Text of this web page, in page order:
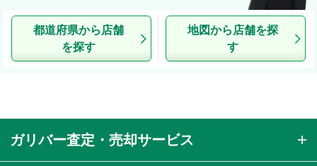
都道府県から店舗
を探す
地図から店舗を探
す
ガリバー査定・売却サービス